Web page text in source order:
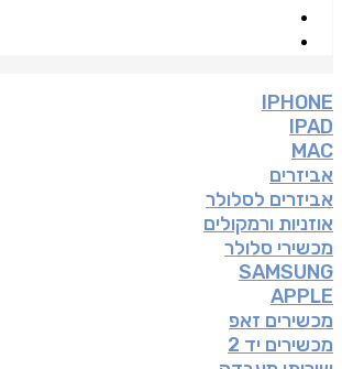
IPHONE
IPAD
MAC
אביזרים
אביזרים לסלולר
אוזניות ורמקולים
מכשירי סלולר
SAMSUNG
APPLE
מכשירים זאפ
מכשירים יד 2